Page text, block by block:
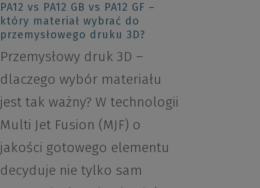
PA12 vs PA12 GB vs PA12 GF –
który materiał wybrać do
przemysłowego druku 3D?
Przemysłowy druk 3D –
dlaczego wybór materiału
jest tak ważny? W technologii
Multi Jet Fusion (MJF) o
jakości gotowego elementu
decyduje nie tylko sam